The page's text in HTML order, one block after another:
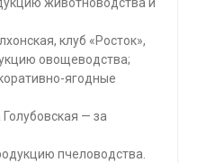
животноводства и
клуб «Росток»,
овощеводства;
ягодные
— за
пчеловодства.